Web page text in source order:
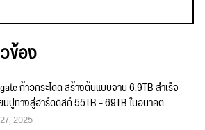
ข้อง
ก้าวกระโดด สร้างต้นแบบจาน 6.9TB สำเร็จ
มปูทางสู่ฮาร์ดดิสก์ 55TB – 69TB ในอนาคต
2025